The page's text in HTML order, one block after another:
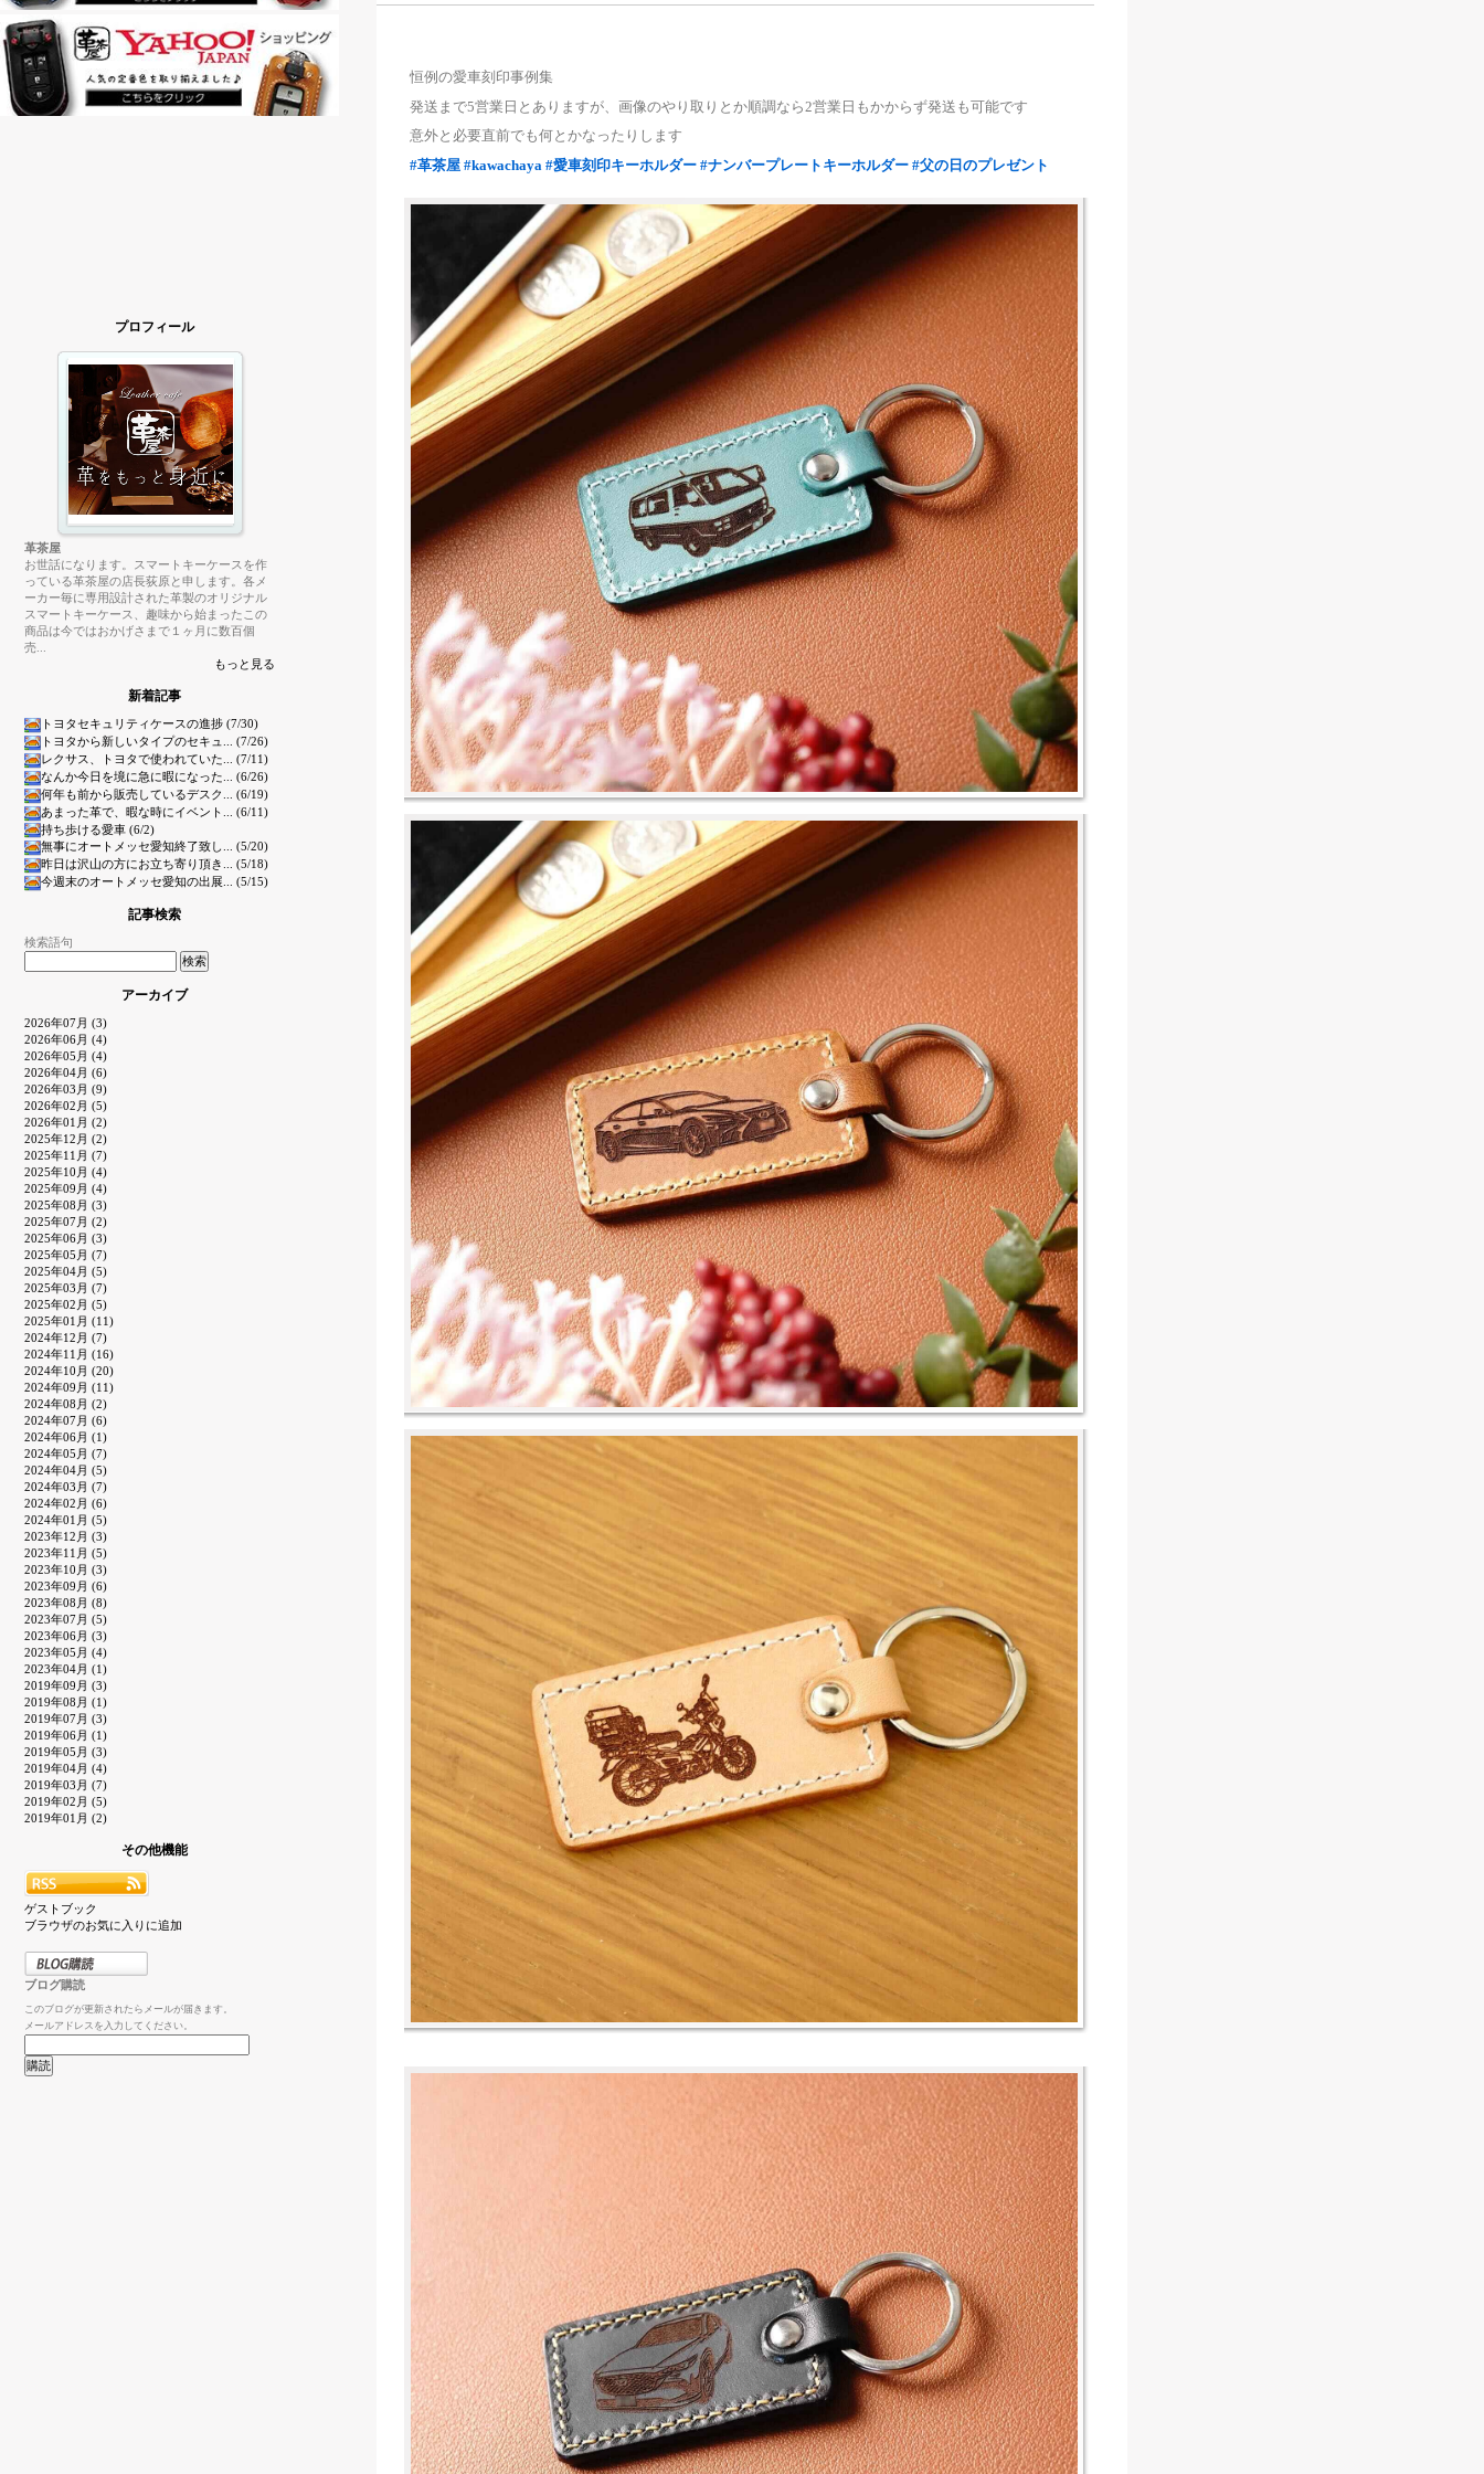
プロフィール
革茶屋
お世話になります。スマートキーケースを作
っている革茶屋の店長荻原と申します。各メ
ーカー毎に専用設計された革製のオリジナル
スマートキーケース、趣味から始まったこの
商品は今ではおかげさまで１ヶ月に数百個
売...
もっと見る
新着記事
トヨタセキュリティケースの進捗 (7/30)
トヨタから新しいタイプのセキュ... (7/26)
レクサス、トヨタで使われていた... (7/11)
なんか今日を境に急に暇になった... (6/26)
何年も前から販売しているデスク... (6/19)
あまった革で、暇な時にイベント... (6/11)
持ち歩ける愛車 (6/2)
無事にオートメッセ愛知終了致し... (5/20)
昨日は沢山の方にお立ち寄り頂き... (5/18)
今週末のオートメッセ愛知の出展... (5/15)
記事検索
検索語句
アーカイブ
2026年07月 (3)
2026年06月 (4)
2026年05月 (4)
2026年04月 (6)
2026年03月 (9)
2026年02月 (5)
2026年01月 (2)
2025年12月 (2)
2025年11月 (7)
2025年10月 (4)
2025年09月 (4)
2025年08月 (3)
2025年07月 (2)
2025年06月 (3)
2025年05月 (7)
2025年04月 (5)
2025年03月 (7)
2025年02月 (5)
2025年01月 (11)
2024年12月 (7)
2024年11月 (16)
2024年10月 (20)
2024年09月 (11)
2024年08月 (2)
2024年07月 (6)
2024年06月 (1)
2024年05月 (7)
2024年04月 (5)
2024年03月 (7)
2024年02月 (6)
2024年01月 (5)
2023年12月 (3)
2023年11月 (5)
2023年10月 (3)
2023年09月 (6)
2023年08月 (8)
2023年07月 (5)
2023年06月 (3)
2023年05月 (4)
2023年04月 (1)
2019年09月 (3)
2019年08月 (1)
2019年07月 (3)
2019年06月 (1)
2019年05月 (3)
2019年04月 (4)
2019年03月 (7)
2019年02月 (5)
2019年01月 (2)
その他機能
ゲストブック
ブラウザのお気に入りに追加
ブログ購読
このブログが更新されたらメールが届きます。
メールアドレスを入力してください。
恒例の愛車刻印事例集
発送まで5営業日とありますが、画像のやり取りとか順調なら2営業日もかからず発送も可能です
意外と必要直前でも何とかなったりします
#革茶屋 #kawachaya #愛車刻印キーホルダー #ナンバープレートキーホルダー #父の日のプレゼント